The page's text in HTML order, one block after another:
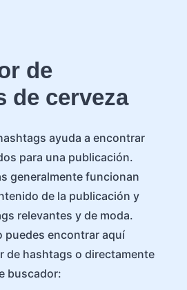
de
de cerveza
ayuda a encontrar
para una publicación.
generalmente funcionan
de la publicación y
relevantes y de moda.
puedes encontrar aquí
de hashtags o directamente
buscador: